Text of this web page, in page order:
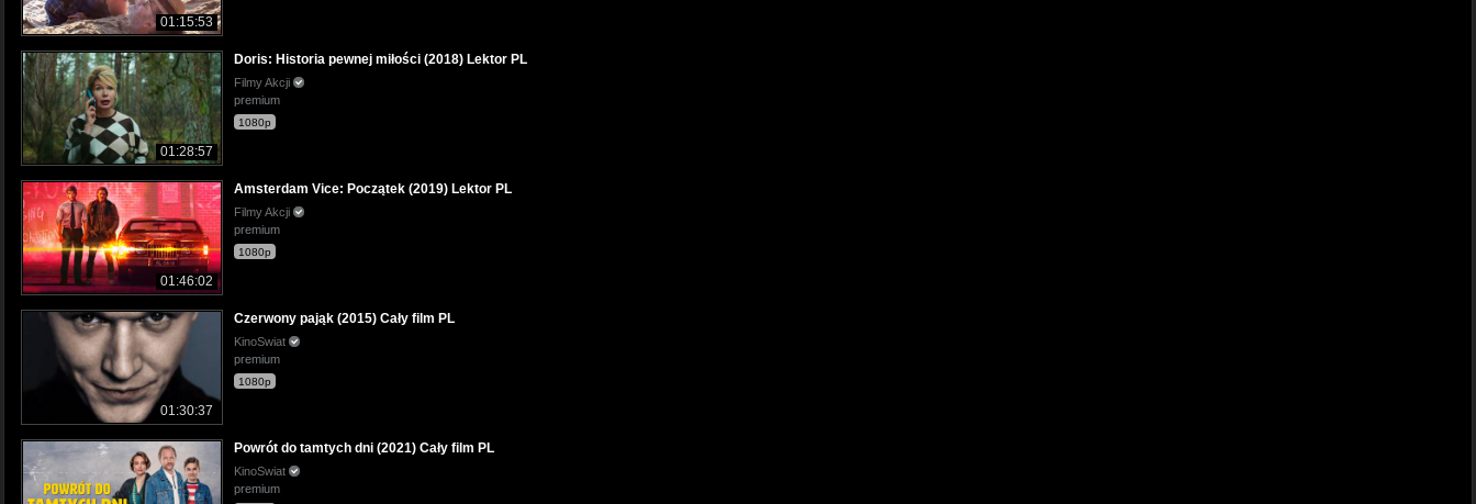
01:15:53
01:28:57
Doris: Historia pewnej miłości (2018) Lektor PL
Filmy Akcji
premium
1080p
01:46:02
Amsterdam Vice: Początek (2019) Lektor PL
Filmy Akcji
premium
1080p
01:30:37
Czerwony pająk (2015) Cały film PL
KinoSwiat
premium
1080p
Powrót do tamtych dni (2021) Cały film PL
KinoSwiat
premium